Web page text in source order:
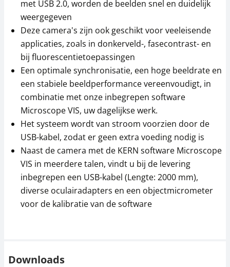
met USB 2.0, worden de beelden snel en duidelijk
weergegeven
Deze camera's zijn ook geschikt voor veeleisende
applicaties, zoals in donkerveld-, fasecontrast- en
bij fluorescentietoepassingen
Een optimale synchronisatie, een hoge beeldrate en
een stabiele beeldperformance vereenvoudigt, in
combinatie met onze inbegrepen software
Microscope VIS, uw dagelijkse werk.
Het systeem wordt van stroom voorzien door de
USB-kabel, zodat er geen extra voeding nodig is
Naast de camera met de KERN software Microscope
VIS in meerdere talen, vindt u bij de levering
inbegrepen een USB-kabel (Lengte: 2000 mm),
diverse oculairadapters en een objectmicrometer
voor de kalibratie van de software
Downloads